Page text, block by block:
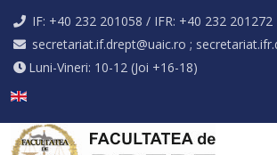
IF: +40 232 201058 / IFR: +40 232 201272
secretariat.if.drept@uaic.ro ;
Luni-Vineri: 10-12 (Joi +16-18)